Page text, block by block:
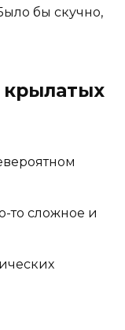
бы скучно,
то сложное и